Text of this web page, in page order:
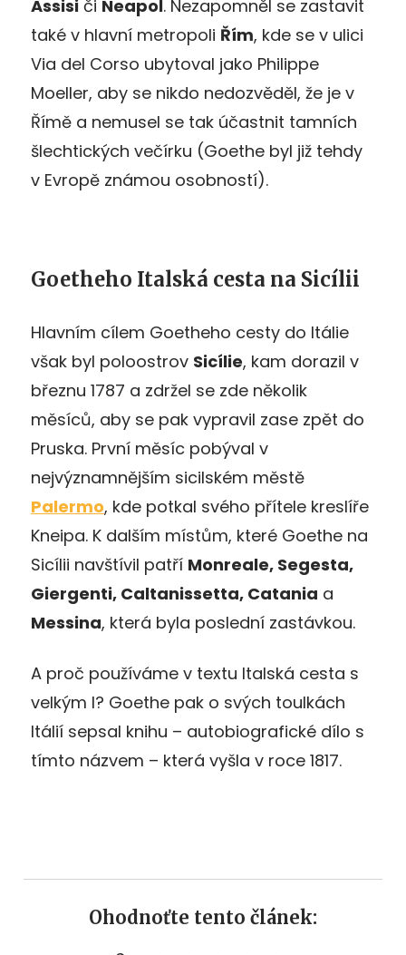
Assisi či Neapol. Nezapomněl se zastavit
také v hlavní metropoli Řím, kde se v ulici
Via del Corso ubytoval jako Philippe
Moeller, aby se nikdo nedozvěděl, že je v
Římě a nemusel se tak účastnit tamních
šlechtických večírku (Goethe byl již tehdy
v Evropě známou osobností).
Goetheho Italská cesta na Sicílii
Hlavním cílem Goetheho cesty do Itálie
však byl poloostrov Sicílie, kam dorazil v
březnu 1787 a zdržel se zde několik
měsíců, aby se pak vypravil zase zpět do
Pruska. První měsíc pobýval v
nejvýznamnějším sicilském městě
Palermo, kde potkal svého přítele kreslíře
Kneipa. K dalším místům, které Goethe na
Sicílii navštívil patří Monreale, Segesta,
Giergenti, Caltanissetta, Catania a
Messina, která byla poslední zastávkou.
A proč používáme v textu Italská cesta s
velkým I? Goethe pak o svých toulkách
Itálií sepsal knihu – autobiografické dílo s
tímto názvem – která vyšla v roce 1817.
Ohodnoťte tento článek: